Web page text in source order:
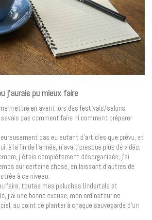
j’aurais pu mieux faire
mettre en avant lors des festivals/salons
pas comment faire ni comment préparer
pas eu autant d’articles que prévu, et
à la fin de l’année, n’avait presque plus de vidéo.
j’étais complètement désorganisée, j’ai
sur certaine chose, en laissant d’autres de
à ce niveau.
faire, toutes mes peluches Undertale et
j’ai une bonne excuse, mon ordinateur ne
au point de planter à chaque sauvegarde d’un